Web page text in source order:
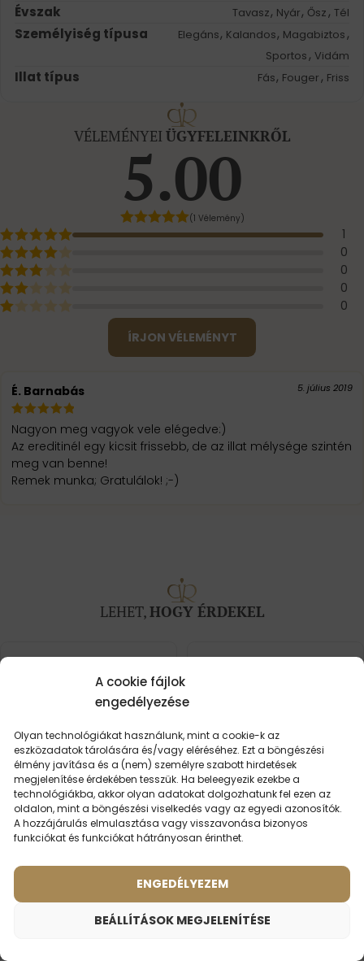
A cookie fájlok
engedélyezése
Olyan technológiákat használunk, mint a cookie-k az
eszközadatok tárolására és/vagy eléréséhez. Ezt a böngészési
élmény javítása és a (nem) személyre szabott hirdetések
megjelenítése érdekében tesszük. Ha beleegyezik ezekbe a
technológiákba, akkor olyan adatokat dolgozhatunk fel ezen az
oldalon, mint a böngészési viselkedés vagy az egyedi azonosítók.
A hozzájárulás elmulasztása vagy visszavonása bizonyos
funkciókat és funkciókat hátrányosan érinthet.
ENGEDÉLYEZEM
BEÁLLÍTÁSOK MEGJELENÍTÉSE
Évszak Tavasz, Nyár, Ősz , Tél
Személyiség típusa Elegáns, Kalandos, Magabiztos ,
Sportos , Vidám
Illat típus Fás, Fouger , Friss
VÉLEMÉNYEI ÜGYFELEINKRŐL
5.00
(1 Vélemény)
1
0
0
0
0
ÍRJON VÉLEMÉNYT
É. Barnabás 5. július 2019
Nagyon meg vagyok vele elégedve:)
Az ereditinél egy kicsit frissebb, de az illat mélysége szintén
meg van benne!
Remek munka; Gratulálok! ;-)
LEHET,HOGY ÉRDEKEL
Női parfüm – 511 (50ml)
BVLGARI - OMNIA
Illat ihlette:
HUGO BOSS - HUGO